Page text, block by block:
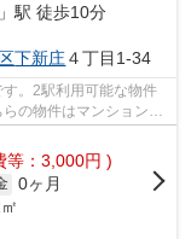
」駅 徒歩10分
下新庄４丁目1-34
。2駅利用可能な物件
の物件はマンションで
等：3,000円 )
0ヶ月